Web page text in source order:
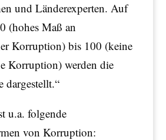
und Länderexperten. Auf
(hohes Maß an
Korruption) bis 100 (keine
Korruption) werden die
dargestellt.“
u.a. folgende
von Korruption: